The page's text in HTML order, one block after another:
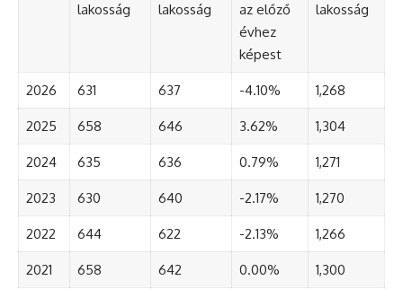
lakosság
lakosság
az előző
évhez
képest
lakosság
2026 631 637 -4.10% 1,268
2025 658 646 3.62% 1,304
2024 635 636 0.79% 1,271
2023 630 640 -2.17% 1,270
2022 644 622 -2.13% 1,266
2021 658 642 0.00% 1,300